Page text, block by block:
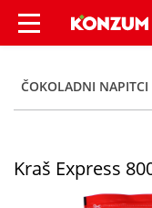
Kraš
ČOKOLADNI NAPITCI
Kraš Express